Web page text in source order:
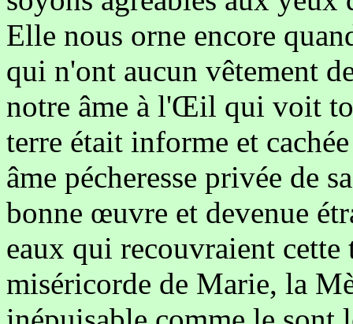
Elle nous orne encore
qui n'ont aucun vêtement
notre âme à l'Œil qui voit
terre était informe et
âme pécheresse privée de
bonne œuvre et devenue
eaux qui recouvraient
miséricorde de Marie, la